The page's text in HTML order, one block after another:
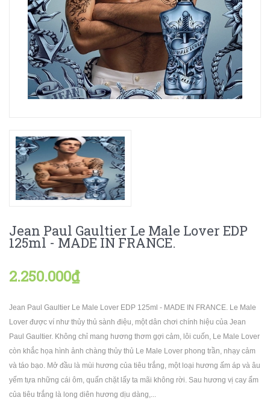
Jean Paul Gaultier Le Male Lover EDP
125ml - MADE IN FRANCE.
2.250.000₫
Jean Paul Gaultier Le Male Lover EDP 125ml - MADE IN FRANCE. Le Male
Lover được ví như thủy thủ sành điệu, một dân chơi chính hiệu của Jean
Paul Gaultier. Không chỉ mang hương thơm gợi cảm, lôi cuốn, Le Male Lover
còn khắc họa hình ảnh chàng thủy thủ Le Male Lover phong trần, nhạy cảm
và táo bạo. Mở đầu là mùi hương của tiêu trắng, một loại hương ấm áp và âu
yếm tựa những cái ôm, quấn chặt lấy ta mãi không rời. Sau hương vị cay ấm
của tiêu trắng là long diên hương dịu dàng,...